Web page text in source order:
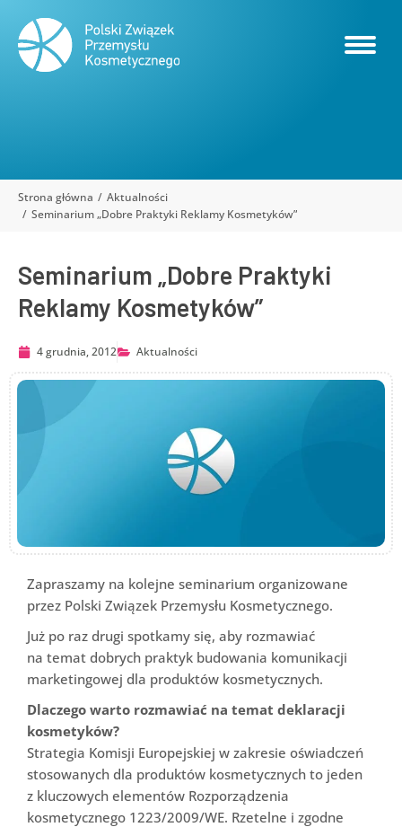
Jesteś tutaj:
Strona główna
Aktualności
Seminarium „Dobre Praktyki Reklamy Kosmetyków”
Seminarium „Dobre Praktyki
Reklamy Kosmetyków”
4 grudnia, 2012 Aktualności
Zapraszamy na kolejne seminarium organizowane
przez Polski Związek Przemysłu Kosmetycznego.
Już po raz drugi spotkamy się, aby rozmawiać
na temat dobrych praktyk budowania komunikacji
marketingowej dla produktów kosmetycznych.
Dlaczego warto rozmawiać na temat deklaracji
kosmetyków?
Strategia Komisji Europejskiej w zakresie oświadczeń
stosowanych dla produktów kosmetycznych to jeden
z kluczowych elementów Rozporządzenia
kosmetycznego 1223/2009/WE. Rzetelne i zgodne